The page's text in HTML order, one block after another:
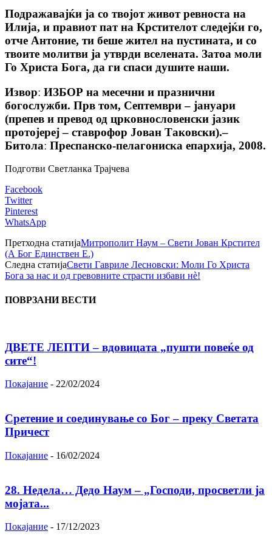
Подражавајќи ја со твојот живот ревноста на
Илија, и правиот пат на Крстителот следејќи го,
отче Антоние, ти беше жител на пустината, и со
твоите молитви ја утврди вселената. Затоа моли
Го Христа Бога, да ги спаси душите наши.
Изворː ИЗБОР на месечни и празнични
богослужби. Прв том, Септември – јануари
(препев и превод од црковнословенски јазик
протојереј – ставрофор Јован Таковски).–
Битолаː Преспанско-пелагониска епархија, 2008.
Подготви Светланка Трајчева
Facebook
Twitter
Pinterest
WhatsApp
Претходна статијаМитрополит Наум – Свети Јован Крстител
(А Бог Единствен Е.)
Следна статијаСвети Гавриле Лесновски: Моли Го Христа
Бога за нас и од гревовните страсти избави нѐ!
ПОВРЗАНИ ВЕСТИ
ДВЕТЕ ЛЕПТИ – вдовицата „пушти повеќе од
сите“!
Покајание - 22/02/2024
Сретение и соединување со Бог – преку Светата
Причест
Покајание - 16/02/2024
28. Недела… Дедо Наум – „Господи, просветли ја
мојата...
Покајание - 17/12/2023